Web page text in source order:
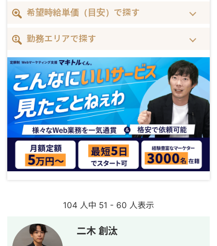
希望時給単価（目安）で探す
勤務エリアで探す
104 人中 51 - 60 人表示
二木 創汰